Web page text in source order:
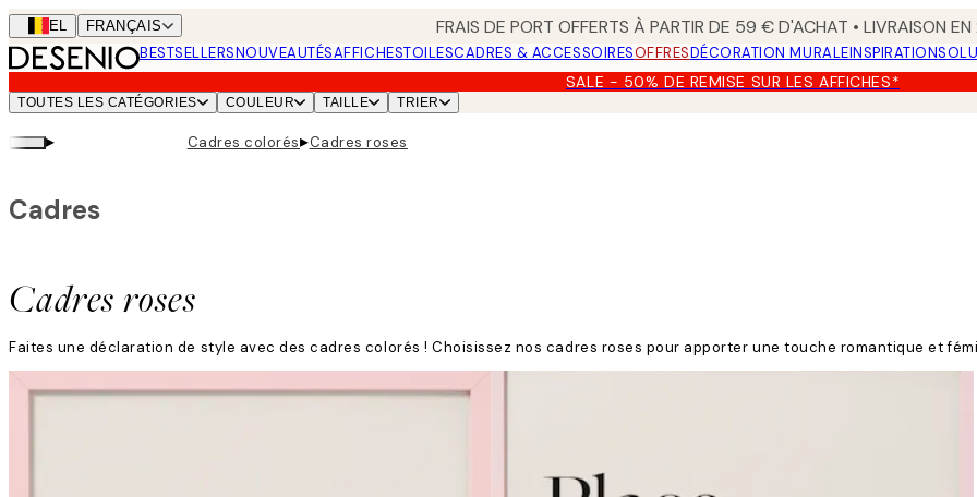
Skip
to
main
content.
BEL FRANÇAIS FRAIS DE PORT OFFERTS À PARTIR DE 59 € D'ACHAT • LIVRAISON
BESTSELLERSNOUVEAUTÉSAFFICHESTOILESCADRES & ACCESSOIRESOFFRESDÉCORATION MURALEINSPIRATION
SALE - 50% DE REMISE SUR LES AFFICHES*
TOUTES LES CATÉGORIES COULEUR TAILLE TRIER
▸ Cadres colorés▸Cadres roses
Cadres roses
Cadres
Faites une déclaration de style avec des cadres colorés ! Choisissez nos cadres roses pour apporter une touche romantique et